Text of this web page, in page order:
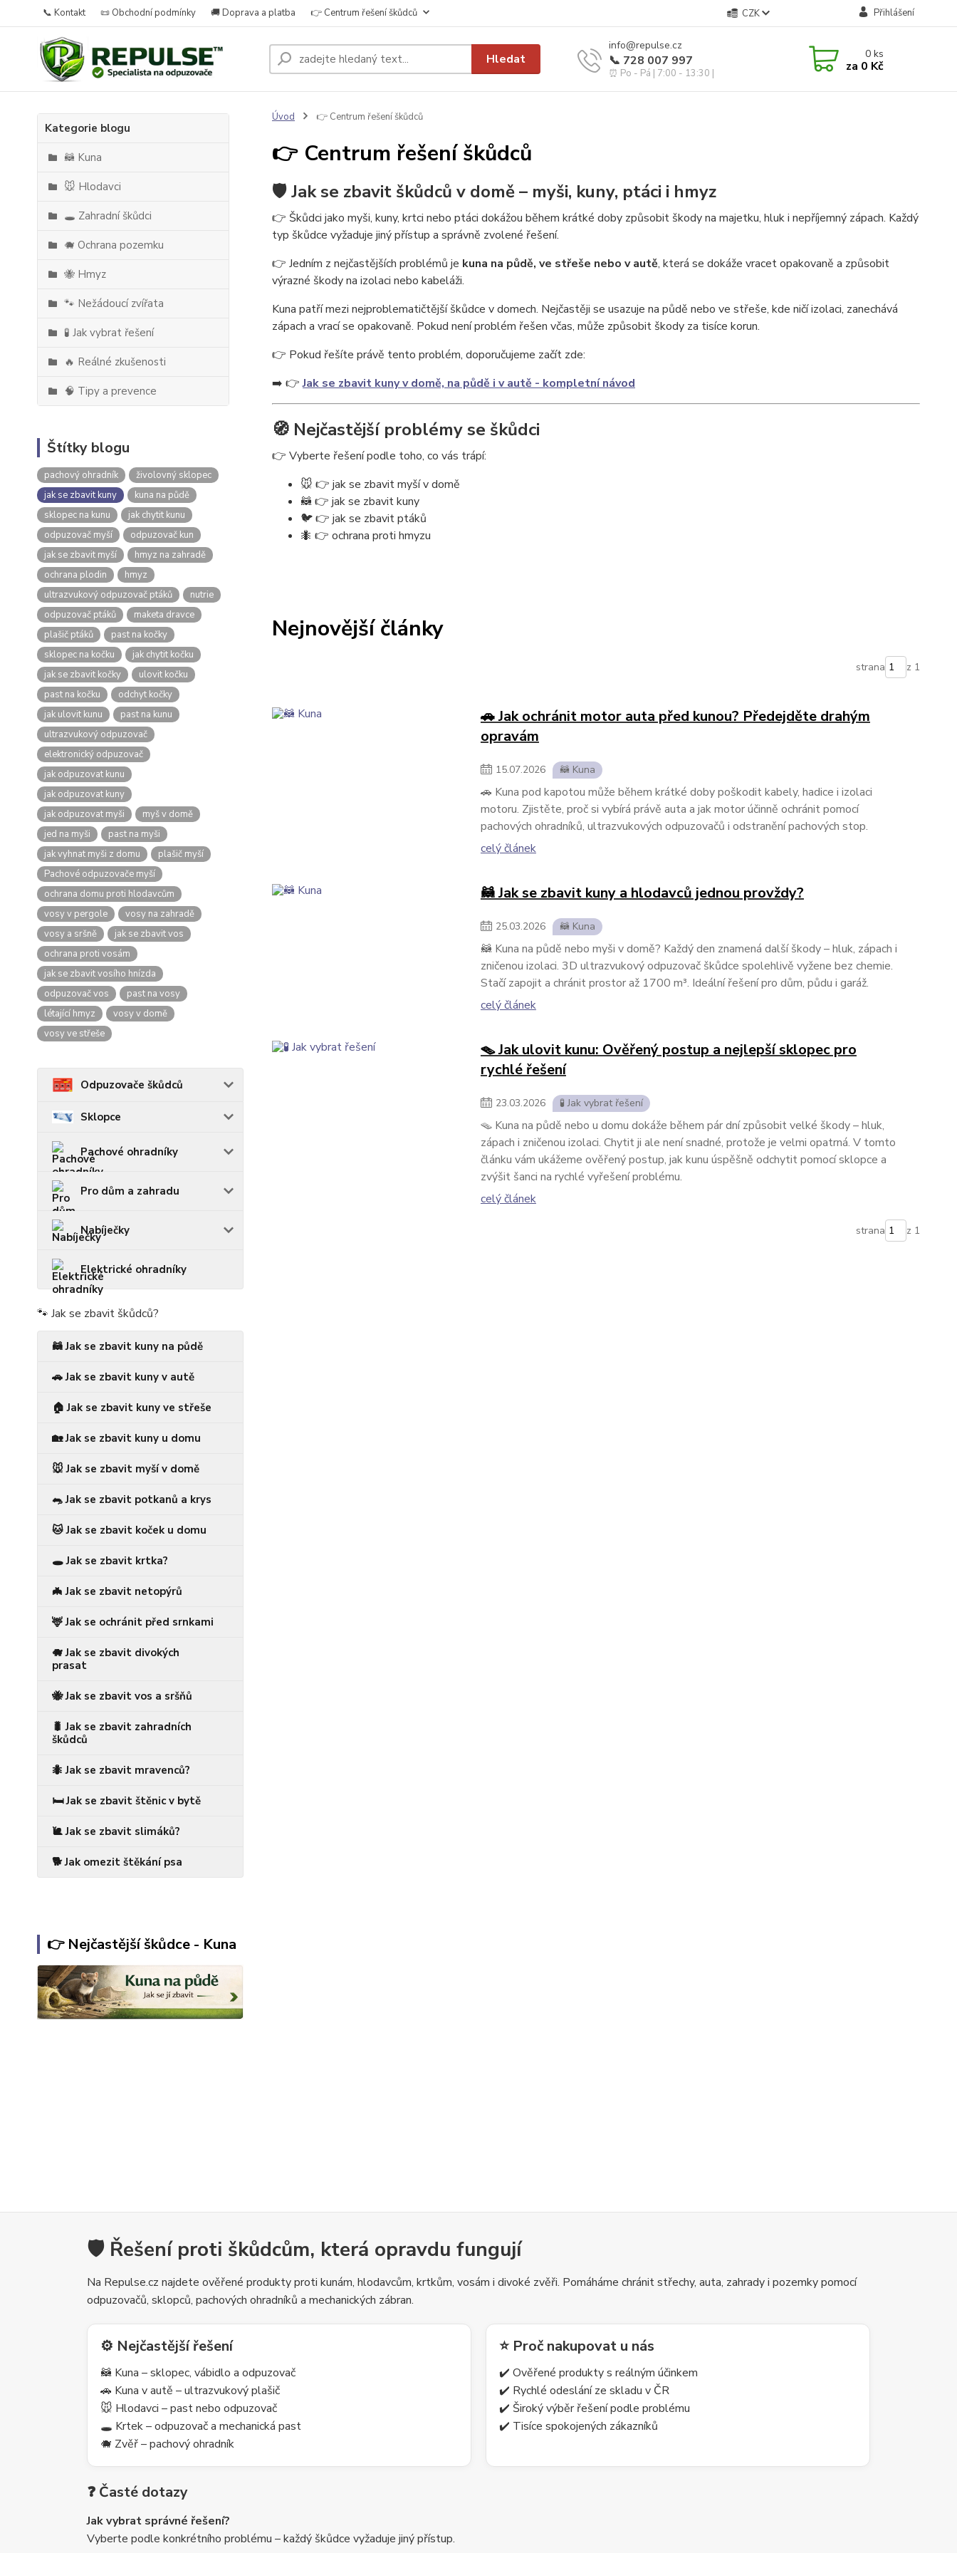
📞 Kontakt 📜 Obchodní podmínky 🚚 Doprava a platba 👉 Centrum řešení škůdců CZK Přihlášení
Hledat
info@repulse.cz
📞 728 007 997
⏰ Po - Pá | 7:00 - 13:30 |
0ks
za 0 Kč
Kategorie blogu
🦝 Kuna
🐭 Hlodavci
🕳️ Zahradní škůdci
🐗 Ochrana pozemku
🐝 Hmyz
🐾 Nežádoucí zvířata
🧪 Jak vybrat řešení
🔥 Reálné zkušenosti
🧠 Tipy a prevence
Štítky blogu
pachový ohradník
živolovný sklopec
jak se zbavit kuny
kuna na půdě
sklopec na kunu
jak chytit kunu
odpuzovač myší
odpuzovač kun
jak se zbavit myší
hmyz na zahradě
ochrana plodin
hmyz
ultrazvukový odpuzovač ptáků
nutrie
odpuzovač ptáků
maketa dravce
plašič ptáků
past na kočky
sklopec na kočku
jak chytit kočku
jak se zbavit kočky
ulovit kočku
past na kočku
odchyt kočky
jak ulovit kunu
past na kunu
ultrazvukový odpuzovač
elektronický odpuzovač
jak odpuzovat kunu
jak odpuzovat kuny
jak odpuzovat myši
myš v domě
jed na myši
past na myši
jak vyhnat myši z domu
plašič myší
Pachové odpuzovače myší
ochrana domu proti hlodavcům
vosy v pergole
vosy na zahradě
vosy a sršně
jak se zbavit vos
ochrana proti vosám
jak se zbavit vosího hnízda
odpuzovač vos
past na vosy
létající hmyz
vosy v domě
vosy ve střeše
Odpuzovače škůdců
Sklopce
Pachové ohradníky
Pro dům a zahradu
Nabíječky
Elektrické ohradníky
🐾 Jak se zbavit škůdců?
🦝 Jak se zbavit kuny na půdě
🚗 Jak se zbavit kuny v autě
🏠 Jak se zbavit kuny ve střeše
🏡 Jak se zbavit kuny u domu
🐭 Jak se zbavit myší v domě
🐀 Jak se zbavit potkanů a krys
🐱 Jak se zbavit koček u domu
🕳️ Jak se zbavit krtka?
🦇 Jak se zbavit netopýrů
🦌 Jak se ochránit před srnkami
🐗 Jak se zbavit divokých
prasat
🐝 Jak se zbavit vos a sršňů
🐛 Jak se zbavit zahradních
škůdců
🐜 Jak se zbavit mravenců?
🛏️ Jak se zbavit štěnic v bytě
🐌 Jak se zbavit slimáků?
🐕 Jak omezit štěkání psa
👉 Nejčastější škůdce - Kuna
Úvod 👉 Centrum řešení škůdců
👉 Centrum řešení škůdců
🛡️ Jak se zbavit škůdců v domě – myši, kuny, ptáci i hmyz
👉 Škůdci jako myši, kuny, krtci nebo ptáci dokážou během krátké doby způsobit škody na majetku, hluk i nepříjemný zápach. Každý
typ škůdce vyžaduje jiný přístup a správně zvolené řešení.
👉 Jedním z nejčastějších problémů je kuna na půdě, ve střeše nebo v autě, která se dokáže vracet opakovaně a způsobit
výrazné škody na izolaci nebo kabeláži.
Kuna patří mezi nejproblematičtější škůdce v domech. Nejčastěji se usazuje na půdě nebo ve střeše, kde ničí izolaci, zanechává
zápach a vrací se opakovaně. Pokud není problém řešen včas, může způsobit škody za tisíce korun.
👉 Pokud řešíte právě tento problém, doporučujeme začít zde:
➡️ 👉Jak se zbavit kuny v domě, na půdě i v autě - kompletní návod
🧭 Nejčastější problémy se škůdci
👉 Vyberte řešení podle toho, co vás trápí:
🐭 👉 jak se zbavit myší v domě
🦝 👉 jak se zbavit kuny
🐦 👉 jak se zbavit ptáků
🐜 👉 ochrana proti hmyzu
Nejnovější články
strana z 1
🚗 Jak ochránit motor auta před kunou? Předejděte drahým
opravám
15.07.2026 🦝 Kuna
🚗 Kuna pod kapotou může během krátké doby poškodit kabely, hadice i izolaci
motoru. Zjistěte, proč si vybírá právě auta a jak motor účinně ochránit pomocí
pachových ohradníků, ultrazvukových odpuzovačů i odstranění pachových stop.
celý článek
🦝 Jak se zbavit kuny a hlodavců jednou provždy?
25.03.2026 🦝 Kuna
🦝 Kuna na půdě nebo myši v domě? Každý den znamená další škody – hluk, zápach i
zničenou izolaci. 3D ultrazvukový odpuzovač škůdce spolehlivě vyžene bez chemie.
Stačí zapojit a chránit prostor až 1700 m³. Ideální řešení pro dům, půdu i garáž.
celý článek
🪤 Jak ulovit kunu: Ověřený postup a nejlepší sklopec pro
rychlé řešení
23.03.2026 🧪 Jak vybrat řešení
🪤 Kuna na půdě nebo u domu dokáže během pár dní způsobit velké škody – hluk,
zápach i zničenou izolaci. Chytit ji ale není snadné, protože je velmi opatrná. V tomto
článku vám ukážeme ověřený postup, jak kunu úspěšně odchytit pomocí sklopce a
zvýšit šanci na rychlé vyřešení problému.
celý článek
strana z 1
🛡️ Řešení proti škůdcům, která opravdu fungují
Na Repulse.cz najdete ověřené produkty proti kunám, hlodavcům, krtkům, vosám i divoké zvěři. Pomáháme chránit střechy, auta, zahrady i pozemky pomocí
odpuzovačů, sklopců, pachových ohradníků a mechanických zábran.
⚙️ Nejčastější řešení
🦝 Kuna – sklopec, vábidlo a odpuzovač
🚗 Kuna v autě – ultrazvukový plašič
🐭 Hlodavci – past nebo odpuzovač
🕳️ Krtek – odpuzovač a mechanická past
🐗 Zvěř – pachový ohradník
⭐ Proč nakupovat u nás
✔️ Ověřené produkty s reálným účinkem
✔️ Rychlé odeslání ze skladu v ČR
✔️ Široký výběr řešení podle problému
✔️ Tisíce spokojených zákazníků
❓ Časté dotazy
Jak vybrat správné řešení?
Vyberte podle konkrétního problému – každý škůdce vyžaduje jiný přístup.